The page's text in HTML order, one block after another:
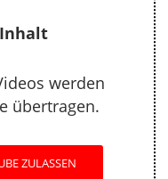
werden
übertragen.
ZULASSEN